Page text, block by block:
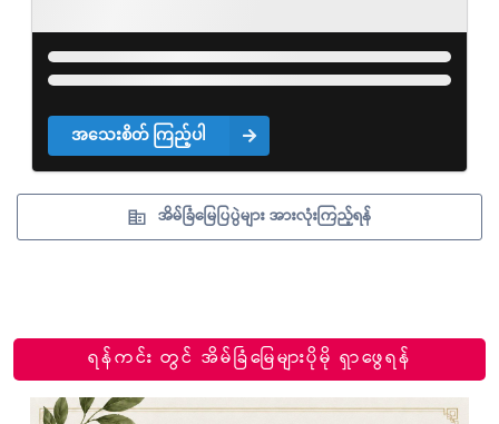
အသေးစိတ် ကြည့်ပါ
အိမ်ခြံမြေပြပွဲများ အားလုံးကြည့်ရန်
ရန်ကင်း တွင် အိမ်ခြံမြေများပိုမို ရှာဖွေရန်